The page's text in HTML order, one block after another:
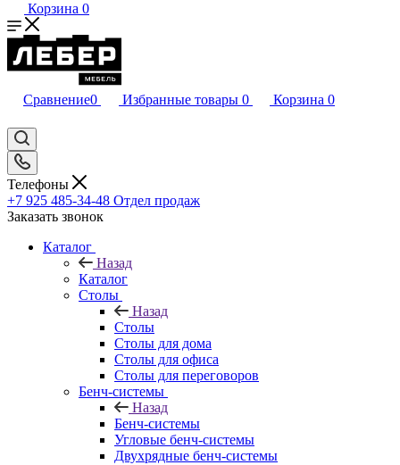
Корзина 0
Сравнение0 Избранные товары 0 Корзина 0
Телефоны
+7 925 485-34-48 Отдел продаж
Заказать звонок
Каталог
Назад
Каталог
Столы
Назад
Столы
Столы для дома
Столы для офиса
Столы для переговоров
Бенч-системы
Назад
Бенч-системы
Угловые бенч-системы
Двухрядные бенч-системы